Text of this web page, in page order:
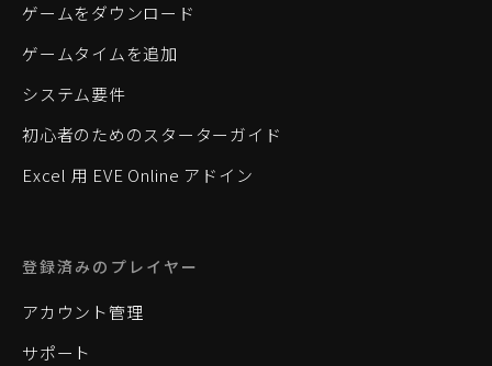
ゲームをダウンロード
ゲームタイムを追加
システム要件
初心者のためのスターターガイド
Excel 用 EVE Online アドイン
登録済みのプレイヤー
アカウント管理
サポート